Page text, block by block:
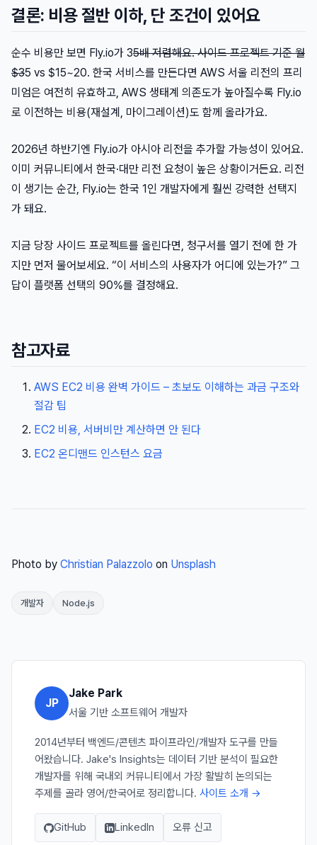
결론: 비용 절반 이하, 단 조건이 있어요
순수 비용만 보면 Fly.io가 35배 저렴해요. 사이드 프로젝트 기준 월
$35 vs $15~20. 한국 서비스를 만든다면 AWS 서울 리전의 프리
미엄은 여전히 유효하고, AWS 생태계 의존도가 높아질수록 Fly.io
로 이전하는 비용(재설계, 마이그레이션)도 함께 올라가요.
2026년 하반기엔 Fly.io가 아시아 리전을 추가할 가능성이 있어요.
이미 커뮤니티에서 한국·대만 리전 요청이 높은 상황이거든요. 리전
이 생기는 순간, Fly.io는 한국 1인 개발자에게 훨씬 강력한 선택지
가 돼요.
지금 당장 사이드 프로젝트를 올린다면, 청구서를 열기 전에 한 가
지만 먼저 물어보세요. “이 서비스의 사용자가 어디에 있는가?” 그
답이 플랫폼 선택의 90%를 결정해요.
참고자료
AWS EC2 비용 완벽 가이드 – 초보도 이해하는 과금 구조와
절감 팁
EC2 비용, 서버비만 계산하면 안 된다
EC2 온디맨드 인스턴스 요금
Photo by Christian Palazzolo on Unsplash
개발자 Node.js
JP
Jake Park
서울 기반 소프트웨어 개발자
2014년부터 백엔드/콘텐츠 파이프라인/개발자 도구를 만들
어왔습니다. Jake's Insights는 데이터 기반 분석이 필요한
개발자를 위해 국내외 커뮤니티에서 가장 활발히 논의되는
주제를 골라 영어/한국어로 정리합니다. 사이트 소개 →
GitHub LinkedIn 오류 신고